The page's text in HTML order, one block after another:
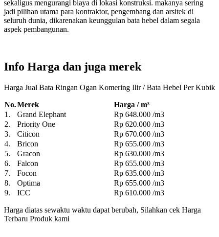
sekaligus mengurangi biaya di lokasi konstruksi. makanya sering
jadi pilihan utama para kontraktor, pengembang dan arsitek di
seluruh dunia, dikarenakan keunggulan bata hebel dalam segala
aspek pembangunan.
Info Harga dan juga merek
Harga Jual Bata Ringan Ogan Komering Ilir / Bata Hebel Per Kubik
No.Merek
Harga / m³
1.
Grand Elephant
Rp 648.000 /m3
2.
Priority One
Rp 620.000 /m3
3.
Citicon
Rp 670.000 /m3
4.
Bricon
Rp 655.000 /m3
5.
Gracon
Rp 630.000 /m3
6.
Falcon
Rp 655.000 /m3
7.
Focon
Rp 635.000 /m3
8.
Optima
Rp 655.000 /m3
9.
ICC Rp 610.000 /m3
Harga diatas sewaktu waktu dapat berubah, Silahkan cek Harga
Terbaru Produk kami